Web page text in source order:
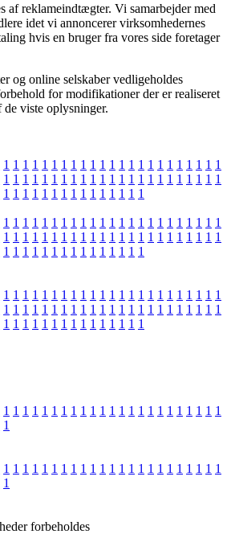
af reklameindtægter. Vi samarbejder med
idet vi annoncerer virksomhedernes
hvis en bruger fra vores side foretager
og online selskaber vedligeholdes
for modifikationer der er realiseret
de viste oplysninger.
1 1 1 1 1 1 1 1 1 1 1 1 1 1 1 1 1 1 1 1 1 1 1
1 1 1 1 1 1 1 1 1 1 1 1 1 1 1 1 1 1 1 1 1 1 1
1 1 1 1 1 1 1 1 1 1 1 1 1 1 1
1 1 1 1 1 1 1 1 1 1 1 1 1 1 1 1 1 1 1 1 1 1 1
1 1 1 1 1 1 1 1 1 1 1 1 1 1 1 1 1 1 1 1 1 1 1
1 1 1 1 1 1 1 1 1 1 1 1 1 1 1
1 1 1 1 1 1 1 1 1 1 1 1 1 1 1 1 1 1 1 1 1 1 1
1 1 1 1 1 1 1 1 1 1 1 1 1 1 1 1 1 1 1 1 1 1 1
1 1 1 1 1 1 1 1 1 1 1 1 1 1 1
1 1 1 1 1 1 1 1 1 1 1 1 1 1 1 1 1 1 1 1 1 1 1
1
1 1 1 1 1 1 1 1 1 1 1 1 1 1 1 1 1 1 1 1 1 1 1
1
forbeholdes